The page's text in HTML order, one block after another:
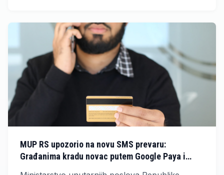
MUP RS upozorio na novu SMS prevaru:
Građanima kradu novac putem Google Paya i